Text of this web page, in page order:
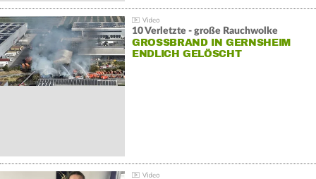
10 Verletzte - große Rauchwolke
GROSSBRAND IN GERNSHEIM E
NDLICH GELÖSCHT